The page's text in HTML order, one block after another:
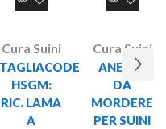
Cura Suini
TAGLIACODE
HSGM:
RIC. LAMA
A
Cura Suini
ANELLO
DA
MORDERE
PER SUINI